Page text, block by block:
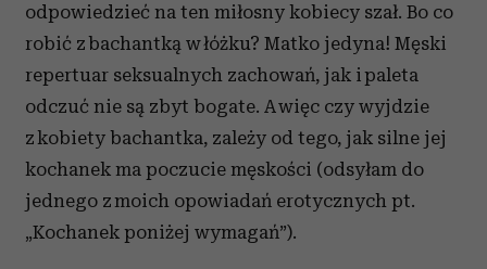
odpowiedzieć na ten miłosny kobiecy szał. Bo co
robić z bachantką w łóżku? Matko jedyna! Męski
repertuar seksualnych zachowań, jak i paleta
odczuć nie są zbyt bogate. A więc czy wyjdzie
z kobiety bachantka, zależy od tego, jak silne jej
kochanek ma poczucie męskości (odsyłam do
jednego z moich opowiadań erotycznych pt.
„Kochanek poniżej wymagań”).